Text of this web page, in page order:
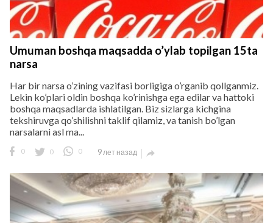
Umuman boshqa maqsadda o’ylab topilgan 15ta
narsa
Har bir narsa o’zining vazifasi borligiga o’rganib qollganmiz.
Lekin ko’plari oldin boshqa ko’rinishga ega edilar va hattoki
boshqa maqsadlarda ishlatilgan. Biz sizlarga kichgina
tekshiruvga qo’shilishni taklif qilamiz, va tanish bo’lgan
narsalarni asl ma...
0 0 0 9 лет назад 